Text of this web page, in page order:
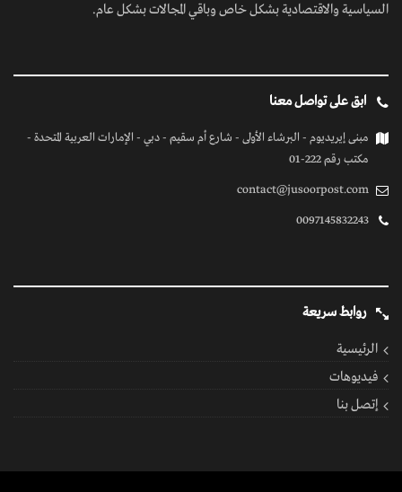
السياسية والاقتصادية بشكل خاص وباقي المجالات بشكل عام.
ابق على تواصل معنا
مبنى إيريديوم - البرشاء الأولى - شارع أم سقيم - دبي - الإمارات العربية المتحدة -
مكتب رقم 222-01
contact@jusoorpost.com
0097145832243
روابط سريعة
الرئيسية
فيديوهات
إتصل بنا